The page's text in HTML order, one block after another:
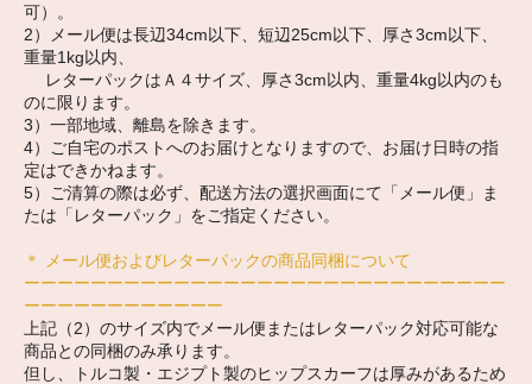
可）。
2）メール便は長辺34cm以下、短辺25cm以下、厚さ3cm以下、
重量1kg以内、
レターパックはＡ４サイズ、厚さ3cm以内、重量4kg以内のも
のに限ります。
3）一部地域、離島を除きます。
4）ご自宅のポストへのお届けとなりますので、お届け日時の指
定はできかねます。
5）ご清算の際は必ず、配送方法の選択画面にて「メール便」ま
たは「レターパック」をご指定ください。
＊ メール便およびレターパックの商品同梱について
ーーーーーーーーーーーーーーーーーーーーーーーーーーーーー
ーーーーーーーーーーーー
上記（2）のサイズ内でメール便またはレターパック対応可能な
商品との同梱のみ承ります。
但し、トルコ製・エジプト製のヒップスカーフは厚みがあるため